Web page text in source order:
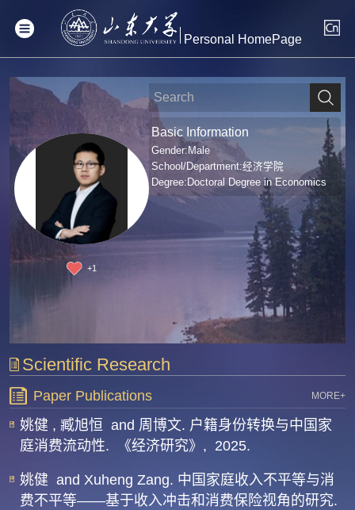
Personal HomePage
+1
Basic Information
Gender:Male
School/Department:经济学院
Degree:Doctoral Degree in Economics
Scientific Research
Paper Publications MORE+
姚健 , 臧旭恒 and 周博文. 户籍身份转换与中国家
庭消费流动性.
《经济研究》, 2025.
姚健 and Xuheng Zang. 中国家庭收入不平等与消
费不平等——基于收入冲击和消费保险视角的研究.